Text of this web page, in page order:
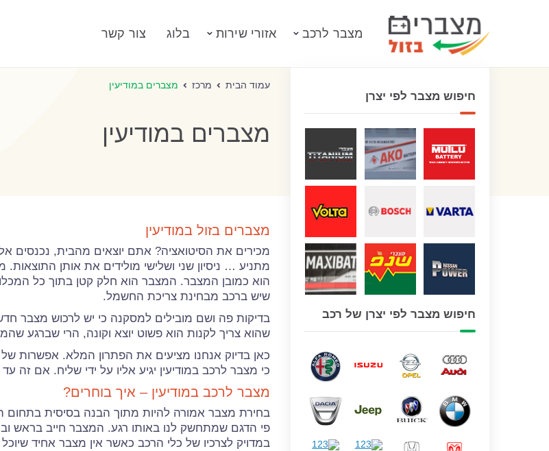
מצבר לרכב אזורי שירות בלוג צור קשר
עמוד הבית מרכז מצברים במודיעין
מצברים במודיעין
מצברים בזול במודיעין
מכירים את הסיטואציה? אתם יוצאים מהבית, נכנסים
מתניע … ניסיון שני ושלישי מולידים את אותן
הוא כמובן המצבר. המצבר הוא חלק קטן בתוך כל
שיש ברכב מבחינת צריכת החשמל.
בדיקות פה ושם מובילים למסקנה כי יש לרכוש מצבר
שהוא צריך לקנות הוא פשוט יוצא וקונה, הרי שברגע
כאן בדיוק אנחנו מציעים את הפתרון המלא. אפשרות
כי מצבר לרכב במודיעין יגיע אליו על ידי שליח. אם
מצבר לרכב במודיעין – איך בוחרים?
בחירת מצבר אמורה להיות מתוך הבנה בסיסית
פי הדגם שמתחשק לנו באותו רגע. המצבר חייב בראש
במדויק לצרכיו של כלי הרכב כאשר אין מצבר אחיד
חיפוש מצבר לפי יצרן
חיפוש מצבר לפי יצרן של רכב